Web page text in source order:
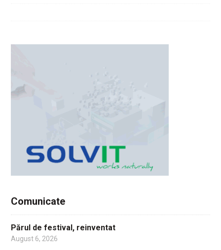
Comunicate
Părul de festival, reinventat
August 6, 2026